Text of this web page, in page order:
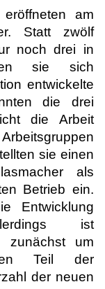
am
Statt zwölf
noch drei in
sie sich
entwickelte
die drei
die Arbeit
sie einen
als
Betrieb ein.
Entwicklung
ist
zunächst um
Teil der
der neuen